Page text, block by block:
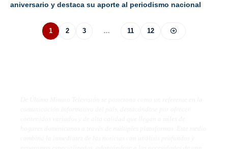
aniversario y destaca su aporte al periodismo nacional
1 2 3 … 11 12